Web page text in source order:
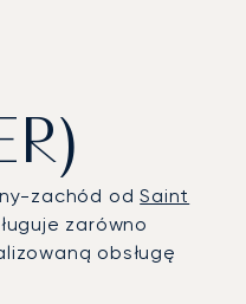
zachód odSaint
zarówno
obsługę